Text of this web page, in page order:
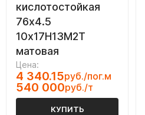
кислотостойкая
76х4.5
10х17Н13М2Т
матовая
Цена:
4 340.15руб./пог.м
540 000руб./т
КУПИТЬ